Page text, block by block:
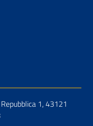
1, 43121